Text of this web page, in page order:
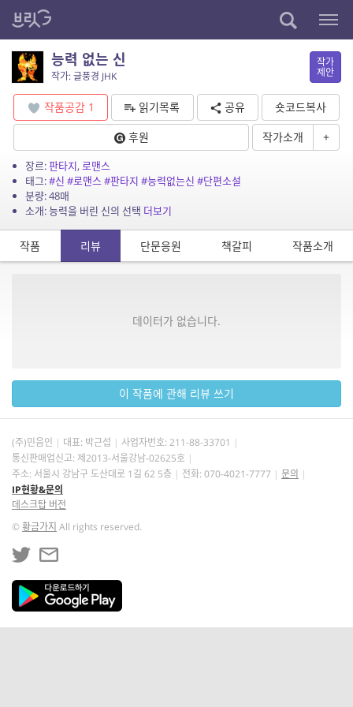
능력 없는 신
작가: 글풍경 JHK
작가
제안
작품공감 1 읽기목록 공유
숏코드복사
후원
작가소개 +
장르:판타지,로맨스
태그:#신 #로맨스#판타지 #능력없는신 #단편소설
분량: 48매
소개: 능력을 버린 신의 선택 더보기
작품 리뷰 단문응원 책갈피 작품소개
데이터가 없습니다.
이 작품에 관해 리뷰 쓰기
(주)민음인 대표: 박근섭 사업자번호: 211-88-33701
통신판매업신고: 제2013-서울강남-02625호
주소: 서울시 강남구 도산대로 1길 62 5층
전화: 070-4021-7777
문의
IP현황&문의
데스크탑 버전
©황금가지 All rights reserved.